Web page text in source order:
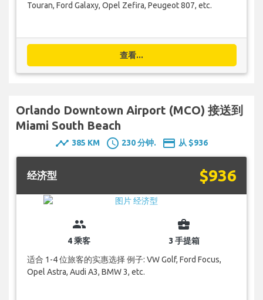
Touran, Ford Galaxy, Opel Zefira, Peugeot 807, etc.
查看...
Orlando Downtown Airport (MCO) 接送到
Miami South Beach
timeline 385 KM schedule 230 分钟. payment 从 $936
经济型 $936
group
4 乘客
business_center
3 手提箱
适合 1-4 位旅客的实惠选择 例子: VW Golf, Ford Focus,
Opel Astra, Audi A3, BMW 3, etc.